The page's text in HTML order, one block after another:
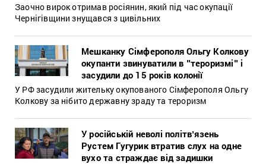
Заочно вирок отримав росіянин, який під час окупації
Чернігівщини знущався з цивільних
Мешканку Сімферополя Ольгу Колкову
окупанти звинуватили в ʺтероризміʺ і
засудили до 15 років колонії
У РФ засудили жительку окупованого Сімферополя Ольгу
Колкову за нібито державну зраду та тероризм
У російській неволі політвʼязень
Рустем Гугурик втратив слух на одне
вухо та страждає від задишки